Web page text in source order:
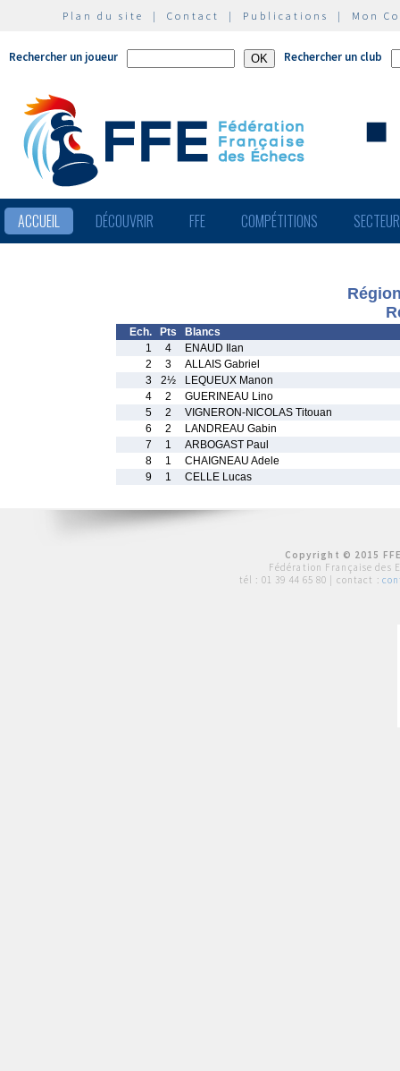
Plan du site | Contact | Publications | Mon
Rechercher un joueur Rechercher un club
ACCUEIL DÉCOUVRIR FFE COMPÉTITIONS
Ech. Pts
Blancs
1
4
ENAUD Ilan
2
3
ALLAIS Gabriel
3
2½
LEQUEUX Manon
4
2
GUERINEAU Lino
5
2
VIGNERON-NICOLAS Titouan
6
2
LANDREAU Gabin
7
1
ARBOGAST Paul
8
1
CHAIGNEAU Adele
9
1 CELLE Lucas
Copyright © 2015
Fédération Française des
tél : 01 39 44 65 80 | contact :